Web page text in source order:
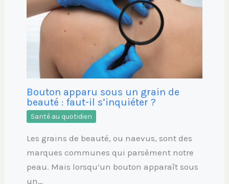
Bouton apparu sous un grain de
beauté : faut-il s’inquiéter ?
Santé au quotidien
Les grains de beauté, ou naevus, sont des
marques communes qui parsèment notre
peau. Mais lorsqu’un bouton apparaît sous
un…